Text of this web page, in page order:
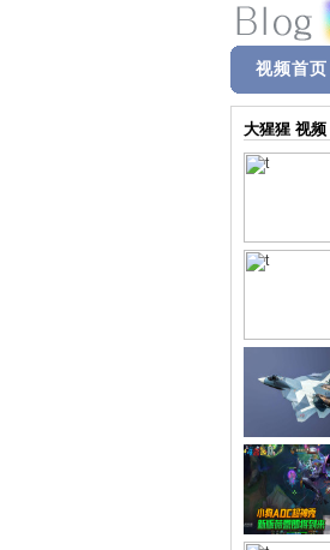
视频首页
大猩猩 视频